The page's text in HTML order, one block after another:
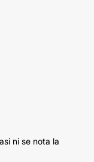
ni se nota la